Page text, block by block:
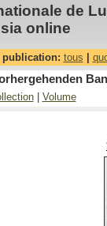
de
online
publication: tous
| Volume